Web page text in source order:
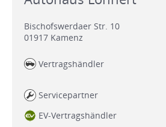
Bischofswerdaer Str. 10
01917 Kamenz
Vertragshändler
Servicepartner
EV-Vertragshändler